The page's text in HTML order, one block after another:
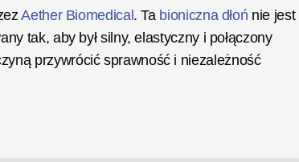
Aether Biomedical . Ta bioniczna dłoń nie jest
tak, aby był silny, elastyczny i połączony
przywrócić sprawność i niezależność